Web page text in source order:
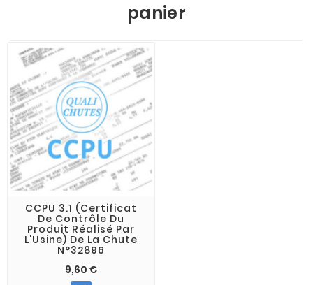
panier
CCPU 3.1 (Certificat
De Contrôle Du
Produit Réalisé Par
L'Usine) De La Chute
N°32896
9,60 €